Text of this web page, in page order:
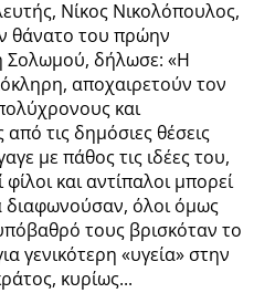
Νίκος Νικολόπουλος,
θάνατο του πρώην
Σολωμού, δήλωσε: «Η
αποχαιρετούν τον
και
τις δημόσιες θέσεις
με πάθος τις ιδέες του,
φίλοι και αντίπαλοι μπορεί
όλοι όμως
τους βρισκόταν το
γενικότερη «υγεία» στην
κυρίως...